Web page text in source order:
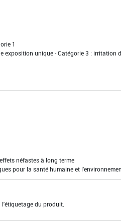
1
exposition unique - Catégorie 3 : irritation
néfastes à long terme
pour la santé humaine et
du produit.